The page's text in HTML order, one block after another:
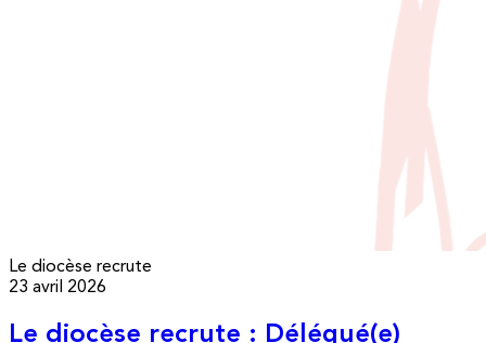
Le diocèse recrute
23 avril 2026
Le diocèse recrute : Délégué(e)